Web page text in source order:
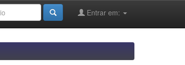
Entrar em: